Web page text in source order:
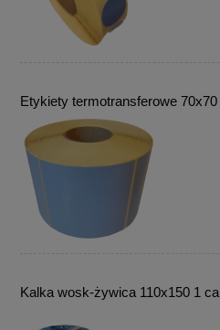
Etykiety termotransferowe
Kalka wosk-żywica 110x150 1